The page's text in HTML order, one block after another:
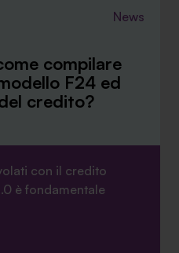
News
compilare
F24 ed
credito?
con il credito
è fondamentale